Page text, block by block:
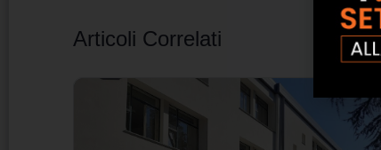
Articoli Correlati